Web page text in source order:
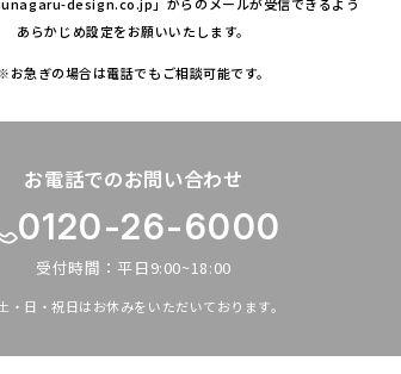
あらかじめ設定をお願いいたします。
お急ぎの場合は電話でもご相談可能です。
お電話でのお問い合わせ
0120-26-6000
受付時間：平日9:00~18:00
・日・祝日はお休みをいただいております。